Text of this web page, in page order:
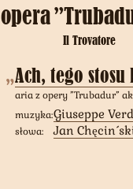
opera
Il Trovatore
Ach, tego
aria z opery ”Trubadur”
muzyka:Giuseppe
słowa: Jan